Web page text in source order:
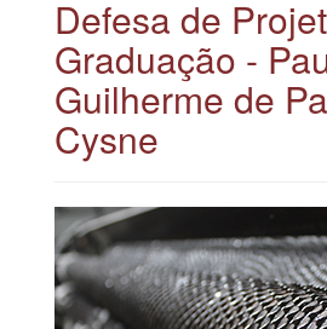
Defesa de
Graduação -
Guilherme de
Cysne